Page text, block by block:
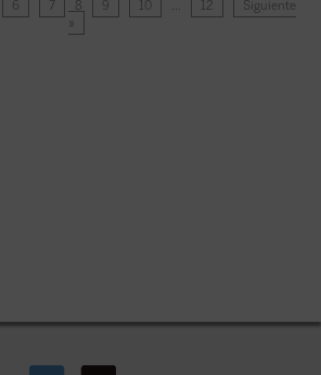
6 7 8 9 10 … 12
Siguiente
»